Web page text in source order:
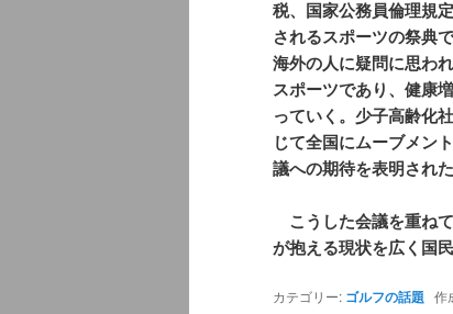
税、国家公務員倫理規
されるスポーツの祭典
海外の人に疑問に思わ
スポーツであり、健康
っていく。少子高齢化
じて全国にムーブメン
議への期待を表明され
こうした会議を重ね
が抱える現状を広く国
カテゴリー: ゴルフの話題 作